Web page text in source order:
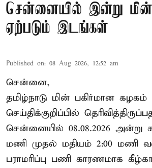
சென்னையில் இன்று
ஏற்படும் இடங்கள்
Published on: 08 Aug 2026, 12:52 am
சென்னை,
தமிழ்நாடு மின் பகிர்மான கழகம்
செய்திக்குறிப்பில்
சென்னையில் 08.08.2026 அன்று
மணி முதல் மதியம் 2:00 மணி
பராமரிப்பு பணி காரணமாக